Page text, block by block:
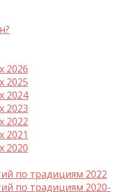
2026
2025
2024
2023
2022
2021
2020
по традициям 2022
по традициям 2020-